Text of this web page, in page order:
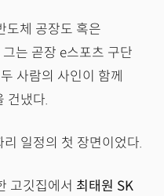
도체 공장도 혹은
는 곧장 e스포츠 구단
사람의 사인이 함께
건냈다.
일정의 첫 장면이었다.
고깃집에서 최태원 SK